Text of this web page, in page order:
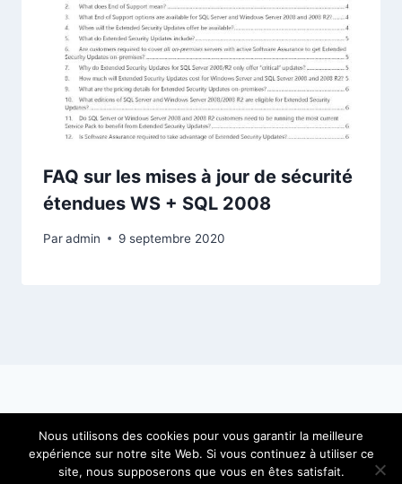
FAQ sur les mises à jour de sécurité
étendues WS + SQL 2008
Paradmin 9 septembre 2020
© 2026 SIGA IT Consulting - Thème WordPress
parKadence WP
Nous utilisons des cookies pour vous garantir la meilleure
expérience sur notre site Web. Si vous continuez à utiliser ce
site, nous supposerons que vous en êtes satisfait.